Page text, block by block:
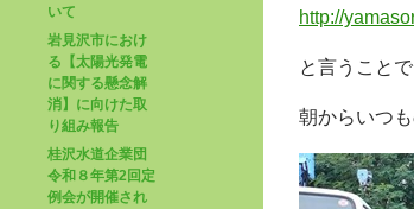
http://
と言うことで
朝からいつ
いて
岩見沢市におけ
る【太陽光発電
に関する懸念解
消】に向けた取
り組み報告
桂沢水道企業団
令和８年第2回定
例会が開催され